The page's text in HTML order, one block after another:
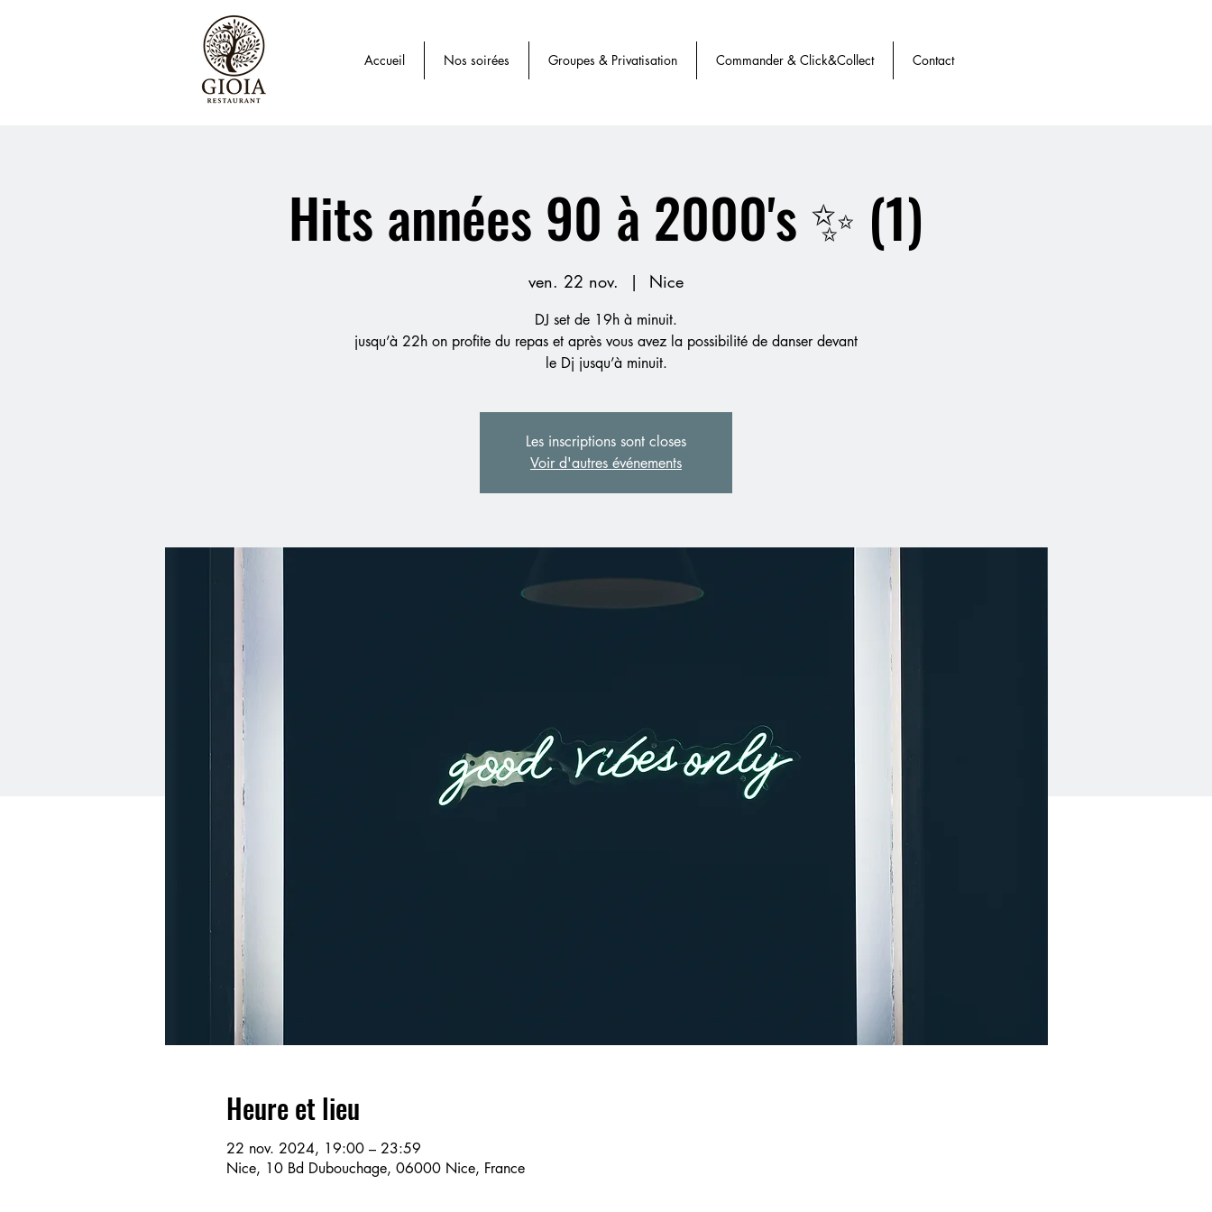
Accueil Nos soirées Groupes & Privatisation Commander & Click&Collect Contact
Hits années 90 à 2000's ✨ (1)
ven. 22 nov.
  |
Nice
DJ set de 19h à minuit.
jusqu’à 22h on profite du repas et après vous avez la possibilité de danser devant
le Dj jusqu’à minuit.
Les inscriptions sont closes
Voir d'autres événements
Heure et lieu
22 nov. 2024, 19:00 – 23:59
Nice, 10 Bd Dubouchage, 06000 Nice, France